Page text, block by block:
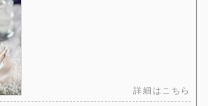
詳細はこちら